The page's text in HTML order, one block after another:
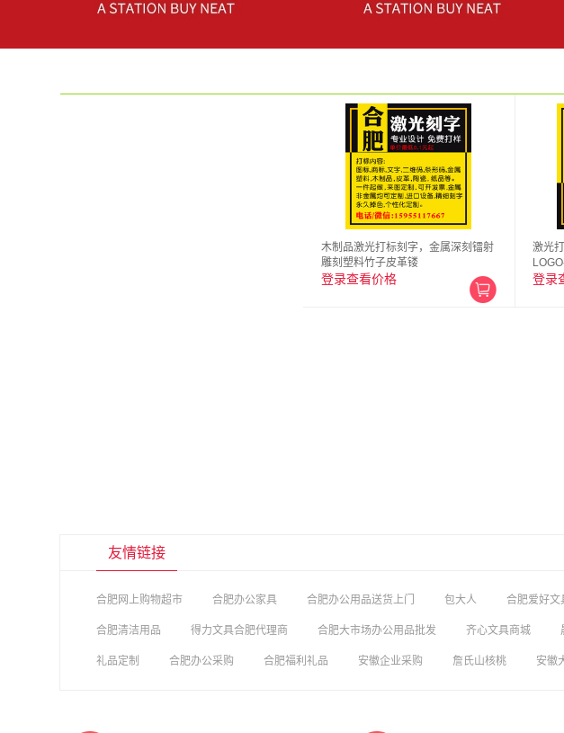
木制品激光打标刻字，金属深刻镭射
雕刻塑料竹子皮革镂
登录查看价格
激光
登录
友情链接
合肥网上购物超市 合肥办公家具 合肥办公用品送货上门 包大人 合肥爱好文
合肥清洁用品 得力文具合肥代理商 合肥大市场办公用品批发 齐心文具商城
礼品定制 合肥办公采购 合肥福利礼品 安徽企业采购 詹氏山核桃 安徽